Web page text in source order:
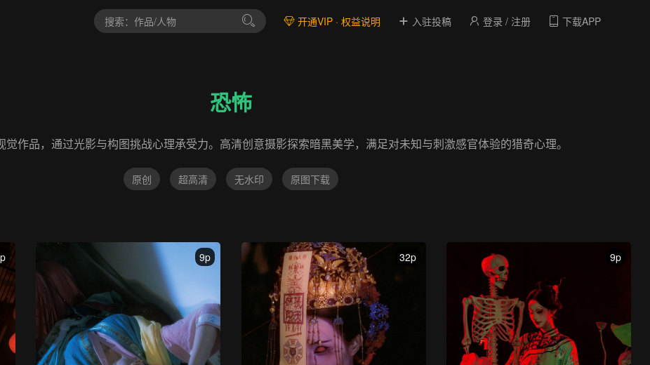
开通VIP · 权益说明 入驻投稿 登录 / 注册 下载APP
恐怖
觉作品，通过光影与构图挑战心理承受力。高清创意摄影探索暗黑美学，满足对未知与刺激感官体验的猎奇心理。
原创 超高清 无水印 原图下载
9p 32p 9p